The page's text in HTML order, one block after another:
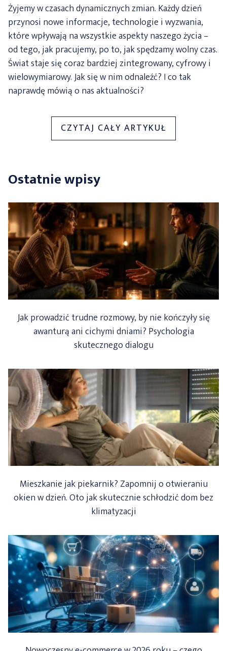
Żyjemy w czasach dynamicznych zmian. Każdy dzień
przynosi nowe informacje, technologie i wyzwania,
które wpływają na wszystkie aspekty naszego życia –
od tego, jak pracujemy, po to, jak spędzamy wolny czas.
Świat staje się coraz bardziej zintegrowany, cyfrowy i
wielowymiarowy. Jak się w nim odnaleźć? I co tak
naprawdę mówią o nas aktualności?
CZYTAJ CAŁY ARTYKUŁ
Z
ŻYJEMY,
PRACUJEMY
I
SPĘDZAMY
CZAS?”
Ostatnie wpisy
Jak prowadzić trudne rozmowy, by nie kończyły się
awanturą ani cichymi dniami? Psychologia
skutecznego dialogu
Mieszkanie jak piekarnik? Zapomnij o otwieraniu
okien w dzień. Oto jak skutecznie schłodzić dom bez
klimatyzacji